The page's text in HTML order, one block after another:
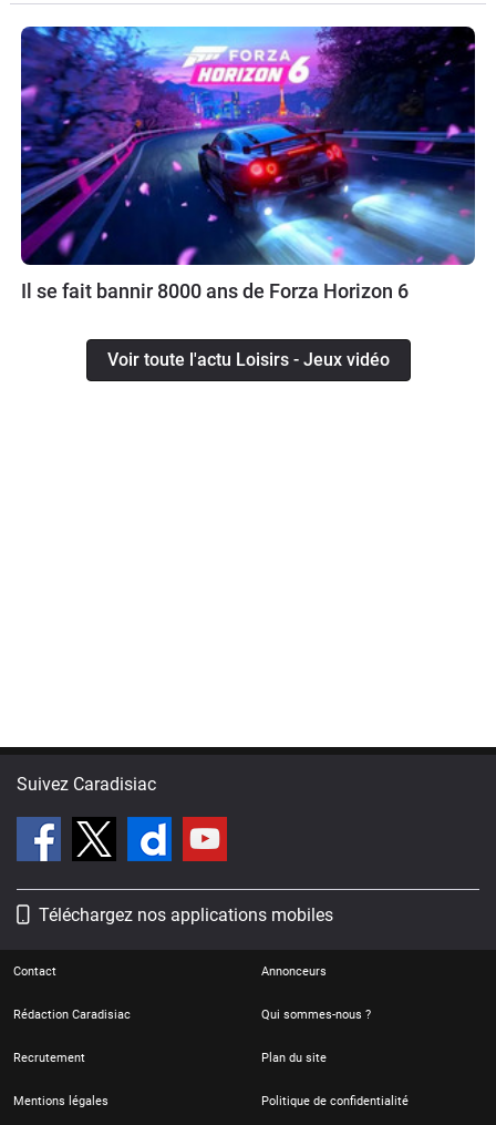
Il se fait bannir 8000 ans de Forza Horizon 6
Voir toute l'actu Loisirs - Jeux vidéo
Suivez Caradisiac
Téléchargez nos applications mobiles
Contact Annonceurs
Rédaction Caradisiac Qui sommes-nous ?
Recrutement Plan du site
Mentions légales Politique de confidentialité